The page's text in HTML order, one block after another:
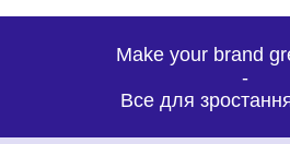
Make your brand
-
Все для